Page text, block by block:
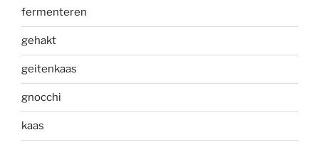
fermenteren
gehakt
geitenkaas
gnocchi
kaas